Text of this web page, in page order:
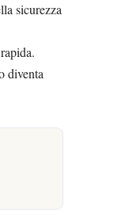
sicurezza
diventa